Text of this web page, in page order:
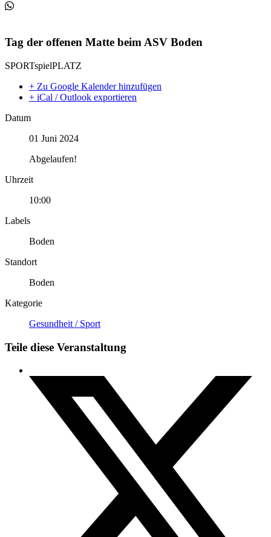
Tag der offenen Matte beim ASV Boden
SPORTspielPLATZ
+ Zu Google Kalender hinzufügen
+ iCal / Outlook exportieren
Datum
01 Juni 2024
Abgelaufen!
Uhrzeit
10:00
Labels
Boden
Standort
Boden
Kategorie
Gesundheit / Sport
Teile diese Veranstaltung